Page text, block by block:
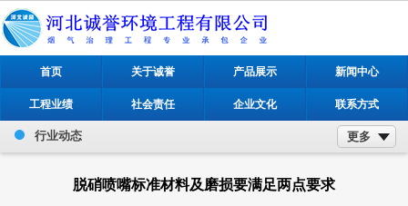
首页 关于诚誉 产品展示 新闻中心
工程业绩 社会责任 企业文化 联系方式
行业动态 更多
脱硝喷嘴标准材料及磨损要满足两点要求